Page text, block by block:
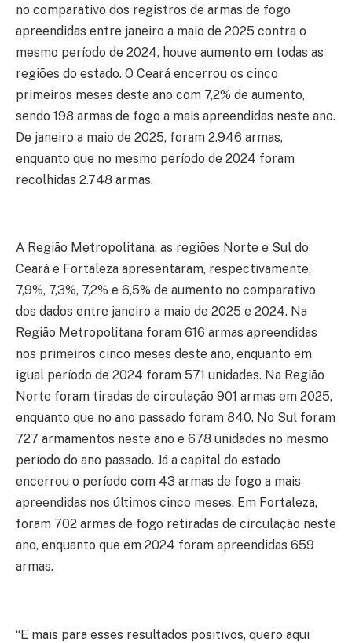
no comparativo dos registros de armas de fogo
apreendidas entre janeiro a maio de 2025 contra o
mesmo período de 2024, houve aumento em todas as
regiões do estado. O Ceará encerrou os cinco
primeiros meses deste ano com 7,2% de aumento,
sendo 198 armas de fogo a mais apreendidas neste ano.
De janeiro a maio de 2025, foram 2.946 armas,
enquanto que no mesmo período de 2024 foram
recolhidas 2.748 armas.
A Região Metropolitana, as regiões Norte e Sul do
Ceará e Fortaleza apresentaram, respectivamente,
7,9%, 7,3%, 7,2% e 6,5% de aumento no comparativo
dos dados entre janeiro a maio de 2025 e 2024. Na
Região Metropolitana foram 616 armas apreendidas
nos primeiros cinco meses deste ano, enquanto em
igual período de 2024 foram 571 unidades. Na Região
Norte foram tiradas de circulação 901 armas em 2025,
enquanto que no ano passado foram 840. No Sul foram
727 armamentos neste ano e 678 unidades no mesmo
período do ano passado. Já a capital do estado
encerrou o período com 43 armas de fogo a mais
apreendidas nos últimos cinco meses. Em Fortaleza,
foram 702 armas de fogo retiradas de circulação neste
ano, enquanto que em 2024 foram apreendidas 659
armas.
“E mais para esses resultados positivos, quero aqui